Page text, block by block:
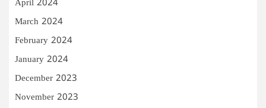
April 2024
March 2024
February 2024
January 2024
December 2023
November 2023